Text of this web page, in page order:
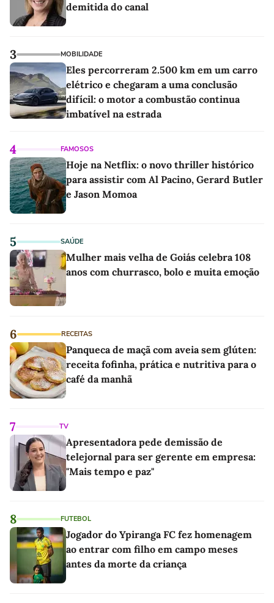
demitida do canal
3 MOBILIDADE
Eles percorreram 2.500 km em um carro
elétrico e chegaram a uma conclusão
difícil: o motor a combustão continua
imbatível na estrada
4 FAMOSOS
Hoje na Netflix: o novo thriller histórico
para assistir com Al Pacino, Gerard Butler
e Jason Momoa
5 SAÚDE
Mulher mais velha de Goiás celebra 108
anos com churrasco, bolo e muita emoção
6 RECEITAS
Panqueca de maçã com aveia sem glúten:
receita fofinha, prática e nutritiva para o
café da manhã
7 TV
Apresentadora pede demissão de
telejornal para ser gerente em empresa:
"Mais tempo e paz"
8 FUTEBOL
Jogador do Ypiranga FC fez homenagem
ao entrar com filho em campo meses
antes da morte da criança